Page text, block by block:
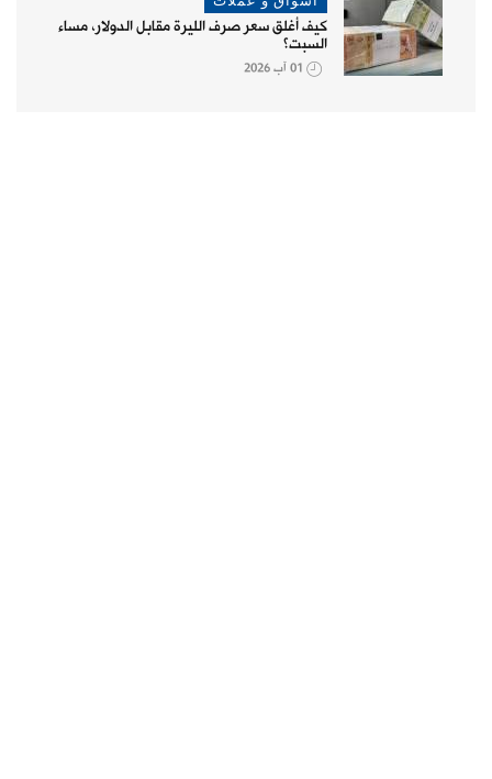
كيف أغلق سعر صرف الليرة مقابل الدولار، مساء
السبت؟
01 آب 2026